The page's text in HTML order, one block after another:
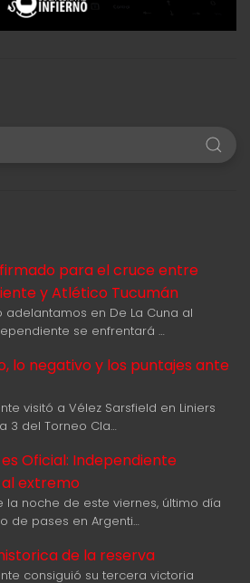
para el cruce entre
y Atlético Tucumán
adelantamos en De La Cuna al
se enfrentará …
lo negativo y los puntajes ante
visitó a Vélez Sarsfield en Liniers
3 del Torneo Cla…
Oficial: Independiente
extremo
la noche de este viernes, último día
de pases en Argenti…
de la reserva
consiguió su tercera victoria